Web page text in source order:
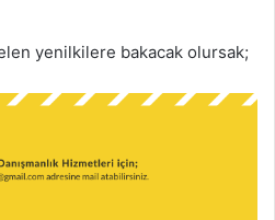
yenilkilere bakacak olursak;